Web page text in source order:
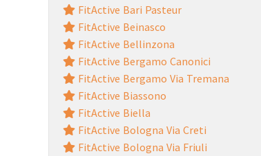
FitActive Bari Pasteur
FitActive Beinasco
FitActive Bellinzona
FitActive Bergamo Canonici
FitActive Bergamo Via Tremana
FitActive Biassono
FitActive Biella
FitActive Bologna Via Creti
FitActive Bologna Via Friuli